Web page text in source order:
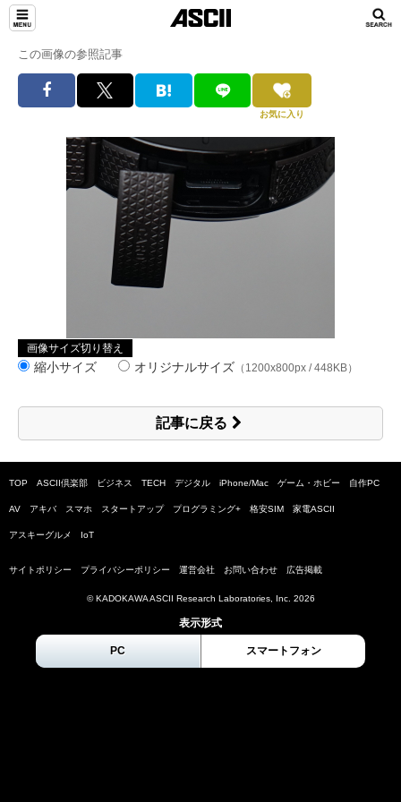
この画像の参照記事
お気に入り
画像サイズ切り替え
縮小サイズ オリジナルサイズ （1200x800px / 448KB）
記事に戻る
TOP ASCII倶楽部 ビジネス TECH デジタル iPhone/Mac ゲーム・ホビー 自作PC
AV アキバ スマホ スタートアップ プログラミング+ 格安SIM 家電ASCII
アスキーグルメ IoT
サイトポリシー プライバシーポリシー 運営会社 お問い合わせ 広告掲載
© KADOKAWA ASCII Research Laboratories, Inc. 2026
表示形式
PC スマートフォン